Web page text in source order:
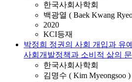
한국사회사학회
백광열 ( Baek Kwang
2020
KCI등재
박정희 정권의 사회 개입과 유
사회개발정책과 소비적 삶의 문
한국사회사학회
김명수 ( Kim Myeongsoo )